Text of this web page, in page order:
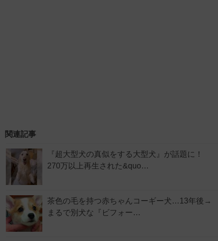
関連記事
『超大型犬の真似をする大型犬』が話題に！
270万以上再生された&quo…
茶色の毛を持つ赤ちゃんコーギー犬…13年後→
まるで別犬な『ビフォー…